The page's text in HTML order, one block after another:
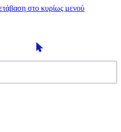
στο κυρίως μενού